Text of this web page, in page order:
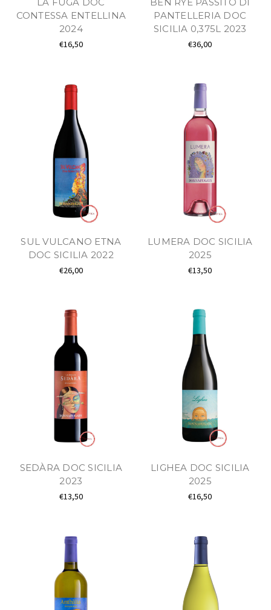
CONTESSA ENTELLINA
2024
€16,50
PANTELLERIA DOC
SICILIA 0,375L 2023
€36,00
SUL VULCANO ETNA
DOC SICILIA 2022
€26,00
LUMERA DOC SICILIA
2025
€13,50
SEDÀRA DOC SICILIA
2023
€13,50
LIGHEA DOC SICILIA
2025
€16,50